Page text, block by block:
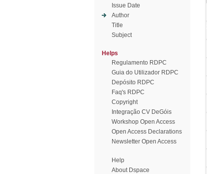
Issue Date
Author
Title
Subject
Helps
Regulamento RDPC
Guia do Utilizador RDPC
Depósito RDPC
Faq's RDPC
Copyright
Integração CV DeGóis
Workshop Open Access
Open Access Declarations
Newsletter Open Access
Help
About Dspace